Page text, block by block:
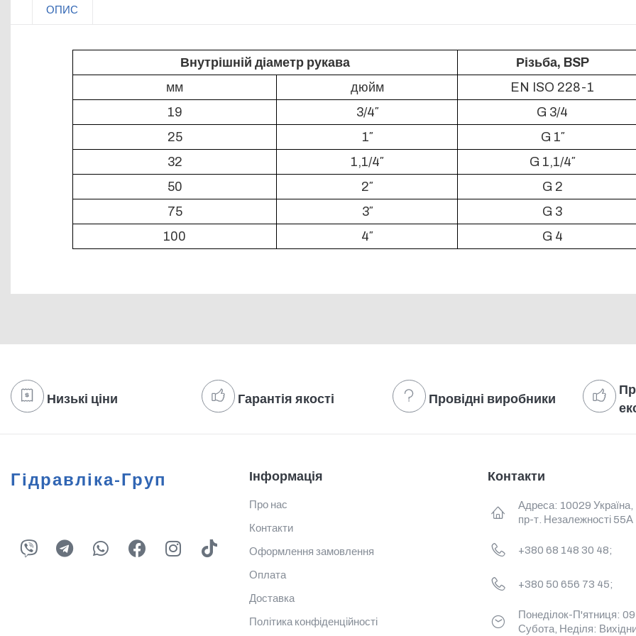
ОПИС
Внутрішній діаметр рукава
Різьба, BSP
мм
дюйм
EN ISO 228-1
19
3/4″
G 3/4
25
1″
G 1″
32
1,1/4″
G 1,1/4″
50
2″
G 2
75
3″
G 3
100
4″ G 4
Низькі ціни Гарантія якості Провідні виробники
Гідравліка-Груп Інформація
Про нас
Контакти
Оформлення замовлення
Оплата
Доставка
Політика конфіденційності
Контакти
Адреса: 10029
пр-т. Незалежності 55А
+380 68 148 30 48;
+380 50 656 73 45;
Понеділок-П'ятниця:
Субота, Неділя: